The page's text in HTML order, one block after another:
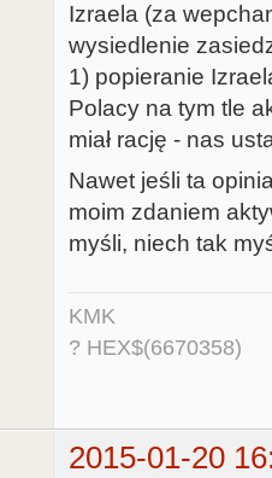
Izraela (za
wysiedlenie
1) popieranie
Polacy na tym tle
miał rację - nas
Nawet jeśli ta
moim zdaniem
myśli, niech tak
KMK
? HEX$(6670358)
2015-01-20